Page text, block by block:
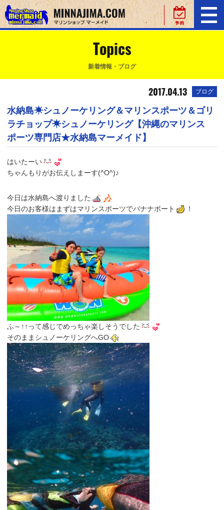
Topics
新着情報・ブログ
2017.04.13 ブログ
水納島☀シュノーケリング＆マリンスポーツ＆ゴリ
ラチョップ☀シュノーケリング【沖縄のマリンス
ポーツ専門店★水納島マーメイド】
はいたーい
ちゃんもりがお伝えしまーす(^O^)♪
今日は水納島へ渡りました
今日のお客様はまずはマリンスポーツでバナナボート
！
ふ～↑↑って感じでめっちゃ楽しそうでした
そのままシュノーケリングへGO